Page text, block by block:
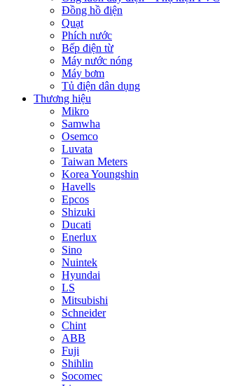
Đồng hồ điện
Quạt
Phích nước
Bếp điện từ
Máy nước nóng
Máy bơm
Tủ điện dân dụng
Thương hiệu
Mikro
Samwha
Osemco
Luvata
Taiwan Meters
Korea Youngshin
Havells
Epcos
Shizuki
Ducati
Enerlux
Sino
Nuintek
Hyundai
LS
Mitsubishi
Schneider
Chint
ABB
Fuji
Shihlin
Socomec